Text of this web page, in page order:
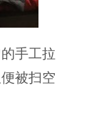
手工拉
被扫空